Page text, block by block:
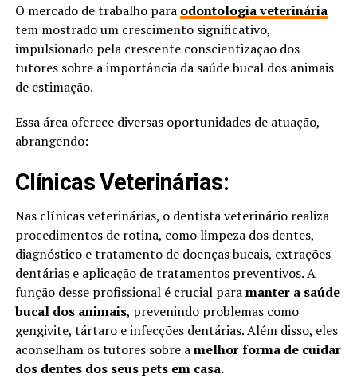
O mercado de trabalho para odontologia veterinária
tem mostrado um crescimento significativo,
impulsionado pela crescente conscientização dos
tutores sobre a importância da saúde bucal dos animais
de estimação.
Essa área oferece diversas oportunidades de atuação,
abrangendo:
Clínicas Veterinárias:
Nas clínicas veterinárias, o dentista veterinário realiza
procedimentos de rotina, como limpeza dos dentes,
diagnóstico e tratamento de doenças bucais, extrações
dentárias e aplicação de tratamentos preventivos. A
função desse profissional é crucial paramanter a saúde
bucal dos animais, prevenindo problemas como
gengivite, tártaro e infecções dentárias. Além disso, eles
aconselham os tutores sobre amelhor forma de cuidar
dos dentes dos seus pets em casa.